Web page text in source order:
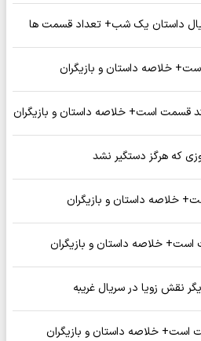
داستان یک شب+ تعداد قسمت ها
خلاصه داستان و بازیگران
قسمت است+ خلاصه داستان و بازیگران
که هرگز دستگیر نشد
خلاصه داستان و بازیگران
است+ خلاصه داستان و بازیگران
نقش زویا در سریال غریبه
است+ خلاصه داستان و بازیگران